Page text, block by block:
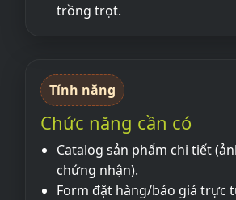
trồng trọt.
Tính năng
Chức năng cần có
Catalog sản phẩm chi tiết
chứng nhận).
Form đặt hàng/báo giá trực